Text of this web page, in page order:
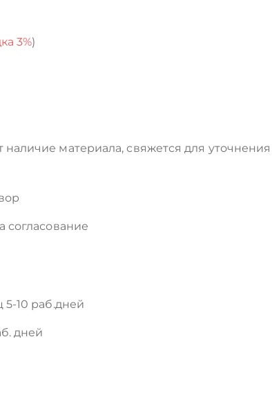
3%)
материала, свяжется для уточнения
согласование
5-10 раб.дней
дней